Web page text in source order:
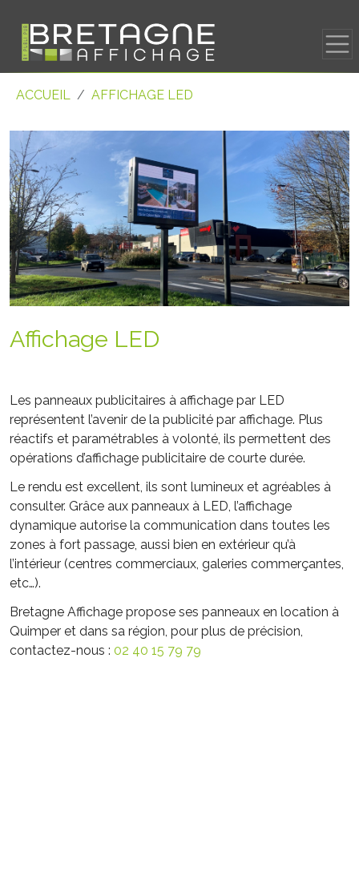
ACCUEIL AFFICHAGE LED
Affichage LED
Les panneaux publicitaires à affichage par LED
représentent l’avenir de la publicité par affichage. Plus
réactifs et paramétrables à volonté, ils permettent des
opérations d’affichage publicitaire de courte durée.
Le rendu est excellent, ils sont lumineux et agréables à
consulter. Grâce aux panneaux à LED, l’affichage
dynamique autorise la communication dans toutes les
zones à fort passage, aussi bien en extérieur qu’à
l’intérieur (centres commerciaux, galeries commerçantes,
etc…).
Bretagne Affichage propose ses panneaux en location à
Quimper et dans sa région, pour plus de précision,
contactez-nous : 02 40 15 79 79